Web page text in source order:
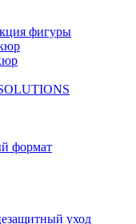
фигуры
формат
уход